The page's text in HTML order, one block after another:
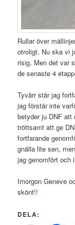
Rullar över
otroligt. Nu ska vi
risig. Men det var
de senaste 4
Tyvärr står jag
jag förstår inte
betyder ju DNF
tröttsamt att ge
fortfarande
gnälla lite sen,
jag genomfört och
Imorgon Geneve
skönt!!
DELA: